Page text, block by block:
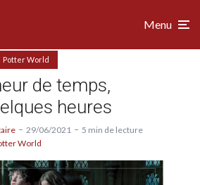
Menu
Potter World
de temps,
heures
29/06/2021
5 min de lecture
World